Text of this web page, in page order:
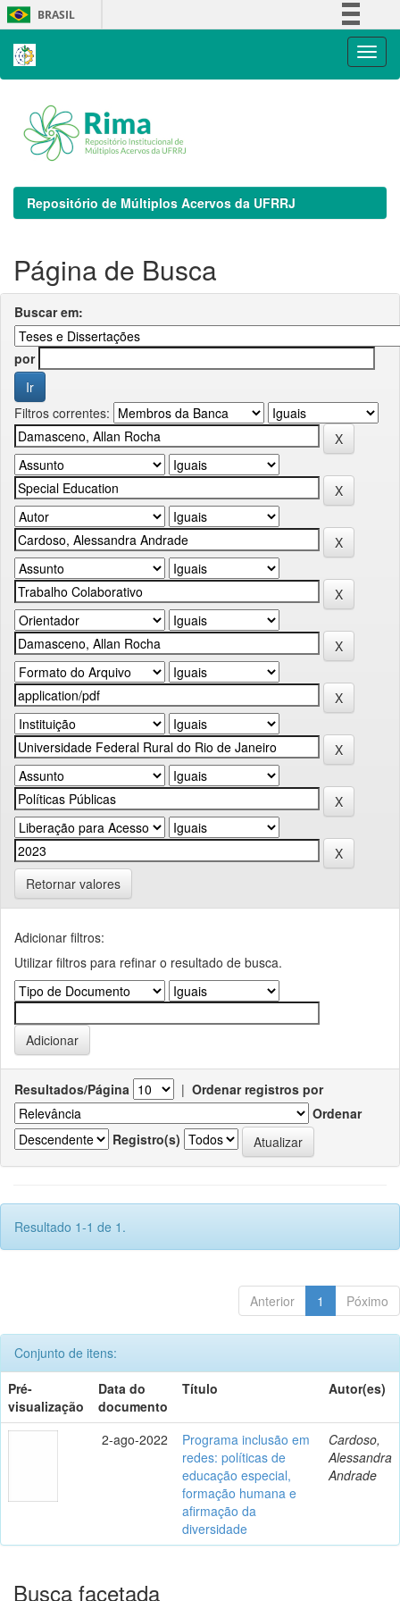
Skip
navigation
BRASIL
Repositório de Múltiplos Acervos da UFRRJ
Página de Busca
Buscar em:
por
Filtros correntes:
Retornar valores
Adicionar filtros:
Utilizar filtros para refinar o resultado de busca.
Resultados/Página | Ordenar registros por
Ordenar
Registro(s)
Resultado 1-1 de 1.
Anterior 1 Póximo
Conjunto de itens:
Pré-
visualização
Data do
documento
Título Autor(es)
2-ago-2022
Programa inclusão em
redes: políticas de
educação especial,
formação humana e
afirmação da
diversidade
Cardoso,
Alessandra
Andrade
Busca facetada